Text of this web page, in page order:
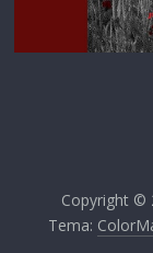
Copyright ©
Tema: